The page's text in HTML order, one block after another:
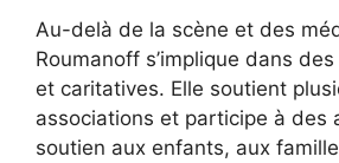
Au-delà de la scène et des
Roumanoff s’implique dans
et caritatives. Elle soutient
associations et participe à des
soutien aux enfants, aux